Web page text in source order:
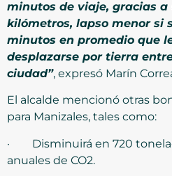
minutos de viaje, gracias a
kilómetros, lapso menor si
minutos en promedio que
desplazarse por tierra
ciudad”, expresó Marín
El alcalde mencionó otras
para Manizales, tales como:
· Disminuirá en 720
anuales de CO2.